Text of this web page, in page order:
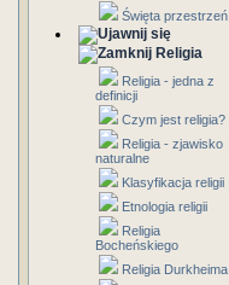
Święta przestrzeń
Religia
Religia - jedna z
definicji
Czym jest religia?
Religia - zjawisko
naturalne
Klasyfikacja religii
Etnologia religii
Religia
Bocheńskiego
Religia Durkheima